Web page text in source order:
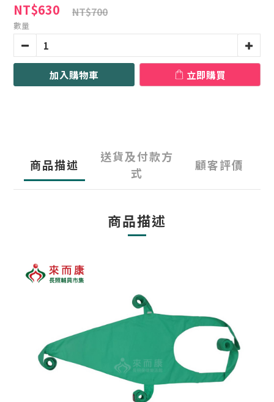
NT$630 NT$700
數量
加入購物車 立即購買
商品描述
送貨及付款方
式
顧客評價
商品描述